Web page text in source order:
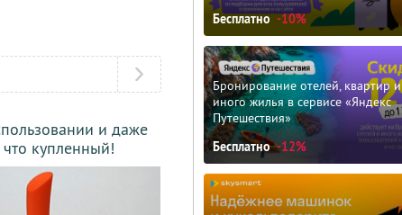
и даже
что купленный!
Бесплатно -10%
Бронирование отелей, квартир и
иного жилья в сервисе «Яндекс
Путешествия»
Бесплатно -12%